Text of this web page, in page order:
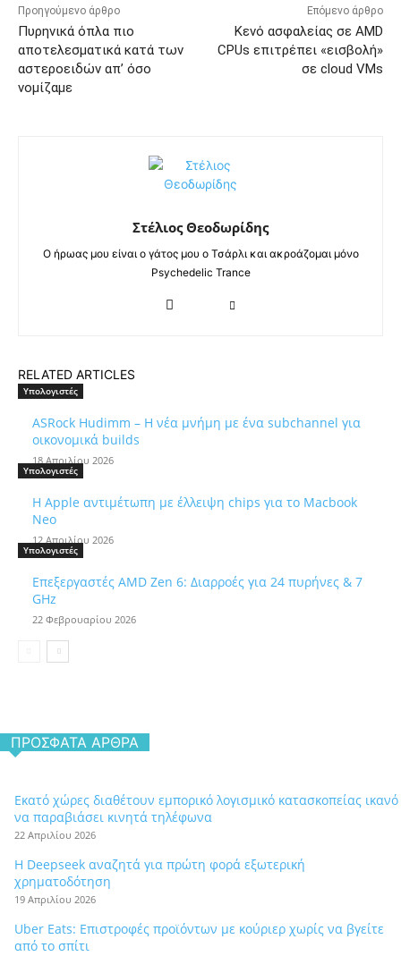
Προηγούμενο άρθρο
Πυρηνικά όπλα πιο
αποτελεσματικά κατά των
αστεροειδών απ’ όσο
νομίζαμε
Επόμενο άρθρο
Κενό ασφαλείας σε AMD
CPUs επιτρέπει «εισβολή»
σε cloud VMs
Στέλιος Θεοδωρίδης
Ο ήρωας μου είναι ο γάτος μου ο Τσάρλι και ακροάζομαι μόνο
Psychedelic Trance
RELATED ARTICLES
Υπολογιστές
ASRock Hudimm – Η νέα μνήμη με ένα subchannel για
οικονομικά builds
18 Απριλίου 2026
Υπολογιστές
Η Apple αντιμέτωπη με έλλειψη chips για το Macbook
Neo
12 Απριλίου 2026
Υπολογιστές
Επεξεργαστές AMD Zen 6: Διαρροές για 24 πυρήνες & 7
GHz
22 Φεβρουαρίου 2026
ΠΡΌΣΦΑΤΑ ΆΡΘΡΑ
Εκατό χώρες διαθέτουν εμπορικό λογισμικό κατασκοπείας ικανό
να παραβιάσει κινητά τηλέφωνα
22 Απριλίου 2026
Η Deepseek αναζητά για πρώτη φορά εξωτερική
χρηματοδότηση
19 Απριλίου 2026
Uber Eats: Επιστροφές προϊόντων με κούριερ χωρίς να βγείτε
από το σπίτι